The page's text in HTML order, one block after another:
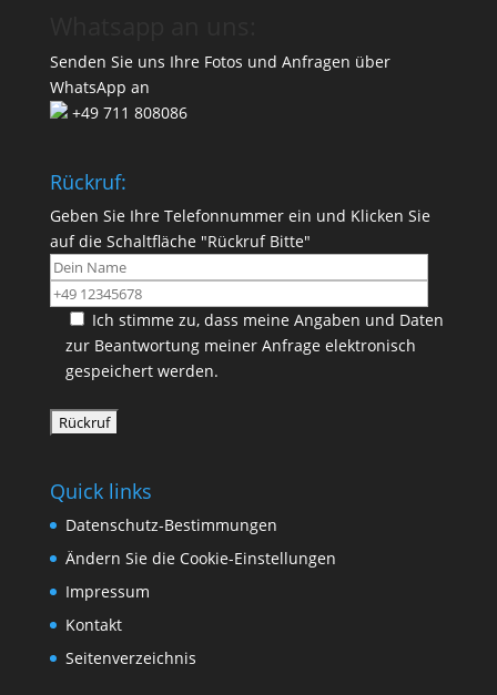
Senden Sie uns Ihre Fotos und Anfragen über
WhatsApp an
+49 711 808086
Rückruf:
Geben Sie Ihre Telefonnummer ein und Klicken Sie
auf die Schaltfläche "Rückruf Bitte"
Ich stimme zu, dass meine Angaben und Daten
zur Beantwortung meiner Anfrage elektronisch
gespeichert werden.
Quick links
Datenschutz-Bestimmungen
Ändern Sie die Cookie-Einstellungen
Impressum
Kontakt
Seitenverzeichnis